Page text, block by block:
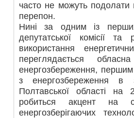
часто не можуть подолати
перепон.
Нині за одним із
депутатської комісії
використання
переглядається
енергозбереження,
з енергозбереження в
Полтавської області
робиться акцент на
енергозберігаючих